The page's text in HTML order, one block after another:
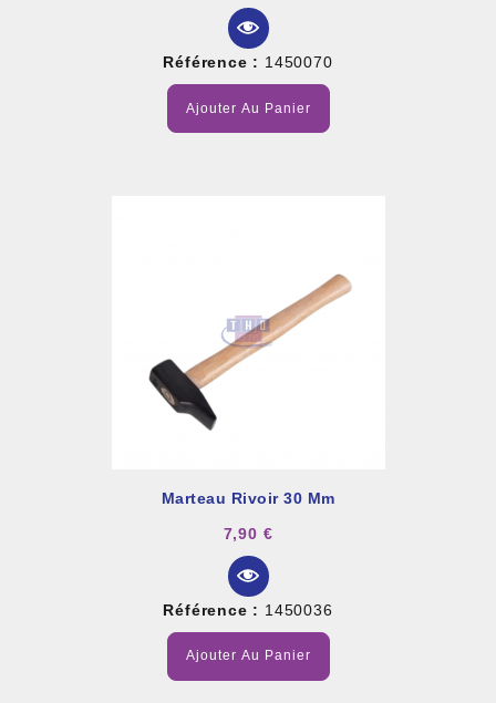
Référence : 1450070
Ajouter Au Panier
Marteau Rivoir 30 Mm
7,90 €
Référence : 1450036
Ajouter Au Panier